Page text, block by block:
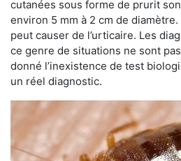
cutanées sous forme de prurit
environ 5 mm à 2 cm de
peut causer de l’urticaire. Les
ce genre de situations ne sont
donné l’inexistence de test
un réel diagnostic.